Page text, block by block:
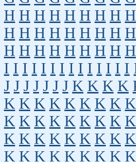
H H H H H H H H H
H H H H H H H H H
H H H H H H H H H
I I I I I I I I I I I I I I
J J J J J J J K K K K
K K K K K K K K K
K K K K K K K K K
K K K K K K K K K
K K K K K K K K K